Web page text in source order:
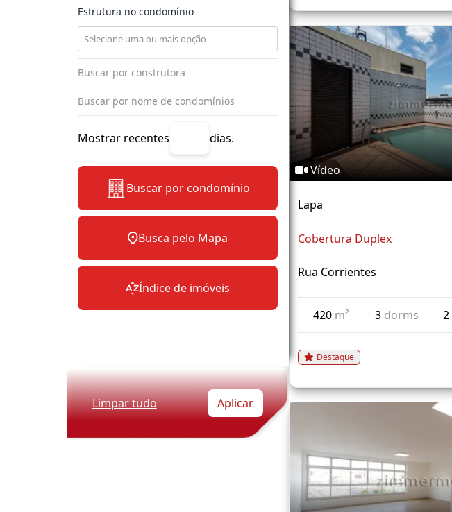
Estrutura no condomínio
Mostrar recentes dias.
Buscar por condomínio
Busca pelo Mapa
Índice de imóveis
Limpar tudo Aplicar
Vídeo
Lapa
Cobertura Duplex
Rua Corrientes
420 m² 3 dorms 2
Destaque